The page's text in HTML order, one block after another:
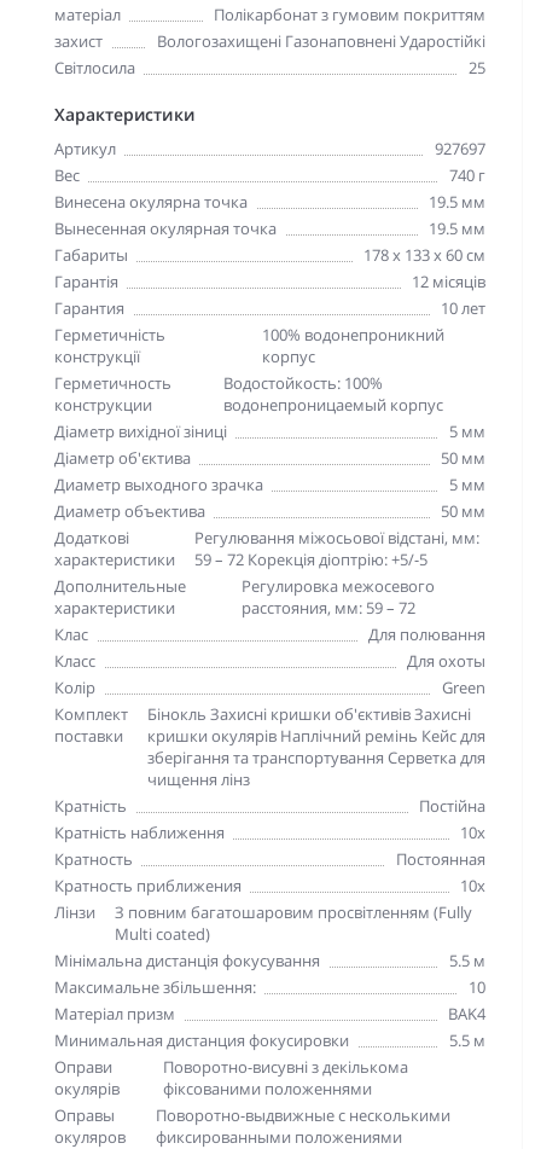
матеріал
Полікарбонат з гумовим покриттям
захист
Вологозахищені Газонаповнені Ударостійкі
Світлосила
25
Характеристики
Артикул
927697
Вес
740 г
Винесена окулярна точка
19.5 мм
Вынесенная окулярная точка
19.5 мм
Габариты
178 x 133 x 60 см
Гарантія
12 місяців
Гарантия
10 лет
Герметичність
конструкції
100% водонепроникний
корпус
Герметичность
конструкции
Водостойкость: 100%
водонепроницаемый корпус
Діаметр вихідної зіниці
5 мм
Діаметр об'єктива
50 мм
Диаметр выходного зрачка
5 мм
Диаметр объектива
50 мм
Додаткові
характеристики
Регулювання міжосьової відстані, мм:
59 – 72 Корекція діоптрію: +5/-5
Дополнительные
характеристики
Регулировка межосевого
расстояния, мм: 59 – 72
Клас
Для полювання
Класс
Для охоты
Колір
Green
Комплект
поставки
Бінокль Захисні кришки об'єктивів Захисні
кришки окулярів Наплічний ремінь Кейс для
зберігання та транспортування Серветка для
чищення лінз
Кратність
Постійна
Кратність наближення
10х
Кратность
Постоянная
Кратность приближения
10х
Лінзи
З повним багатошаровим просвітленням (Fully
Multi coated)
Мінімальна дистанція фокусування
5.5 м
Максимальне збільшення:
10
Матеріал призм
BAK4
Минимальная дистанция фокусировки
5.5 м
Оправи
окулярів
Поворотно-висувні з декількома
фіксованими положеннями
Оправы
окуляров
Поворотно-выдвижные с несколькими
фиксированными положениями